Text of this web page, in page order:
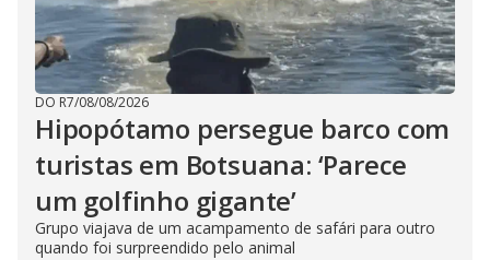
DO R7/08/08/2026
Hipopótamo persegue barco com
turistas em Botsuana: ‘Parece
um golfinho gigante’
Grupo viajava de um acampamento de safári para outro
quando foi surpreendido pelo animal